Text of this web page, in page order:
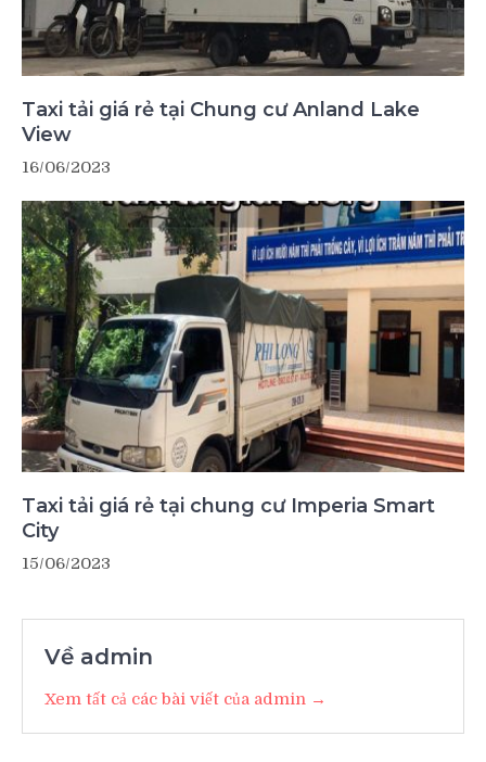
Taxi tải giá rẻ tại Chung cư Anland Lake
View
16/06/2023
Taxi tải giá rẻ tại chung cư Imperia Smart
City
15/06/2023
Về admin
Xem tất cả các bài viết của admin →